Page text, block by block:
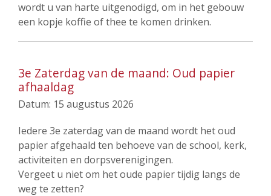
wordt u van harte uitgenodigd, om in het gebouw
een kopje koffie of thee te komen drinken.
3e Zaterdag van de maand: Oud papier
afhaaldag
Datum: 15 augustus 2026
Iedere 3e zaterdag van de maand wordt het oud
papier afgehaald ten behoeve van de school, kerk,
activiteiten en dorpsverenigingen.
Vergeet u niet om het oude papier tijdig langs de
weg te zetten?